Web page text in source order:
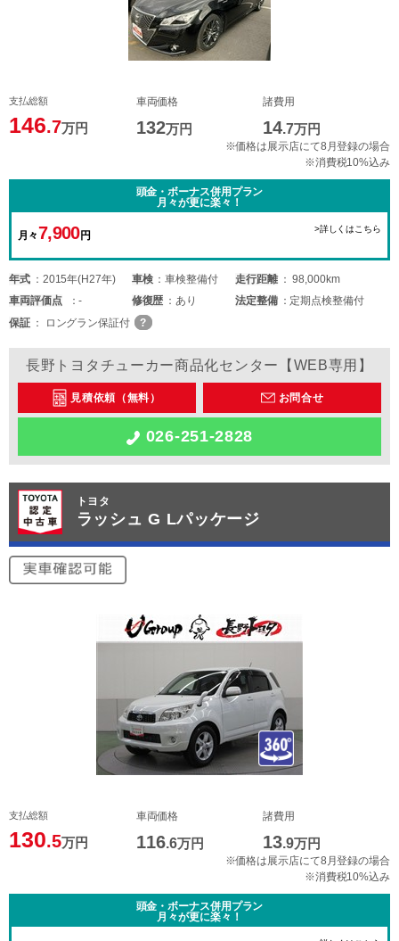
支払総額
146.7万円
車両価格
132万円
諸費用
14.7万円
※価格は展示店にて8月登録の場合
※消費税10%込み
頭金・ボーナス併用プラン
月々が更に楽々！
月々7,900円
>詳しくはこちら
年式 2015年(H27年) 車検 車検整備付 走行距離
98,000km
車両評価点 - 修復歴 あり 法定整備
定期点検整備付
保証
ロングラン保証付
長野トヨタチューカー商品化センター【WEB専用】
見積依頼（無料） お問合せ
026-251-2828
トヨタ
ラッシュ G Lパッケージ
支払総額
130.5万円
車両価格
116.6万円
諸費用
13.9万円
※価格は展示店にて8月登録の場合
※消費税10%込み
頭金・ボーナス併用プラン
月々が更に楽々！